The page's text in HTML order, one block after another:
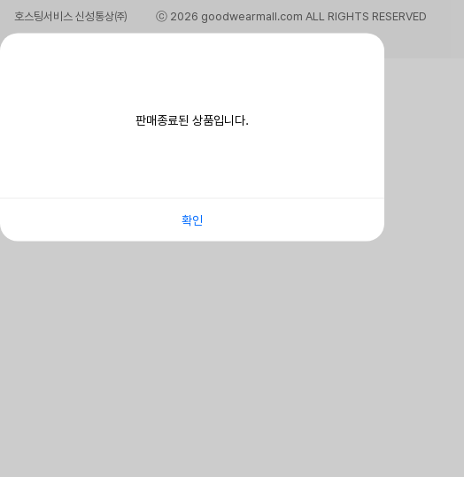
판매종료된 상품입니다.
확인
호스팅서비스 신성통상㈜
ⓒ 2026 goodwearmall.com ALL RIGHTS RESERVED